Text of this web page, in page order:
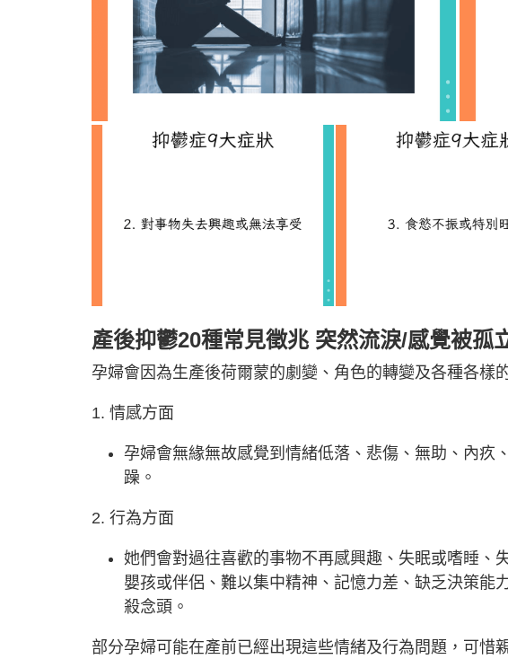
產後抑鬱20種常見徵兆 突然流淚/感覺被孤
孕婦會因為生產後荷爾蒙的劇變、角色的轉變及各種各樣
1. 情感方面
孕婦會無緣無故感覺到情緒低落、悲傷、無助、內疚
躁。
2. 行為方面
她們會對過往喜歡的事物不再感興趣、失眠或嗜睡、
嬰孩或伴侶、難以集中精神、記憶力差、缺乏決策能
殺念頭。
部分孕婦可能在產前已經出現這些情緒及行為問題，可惜